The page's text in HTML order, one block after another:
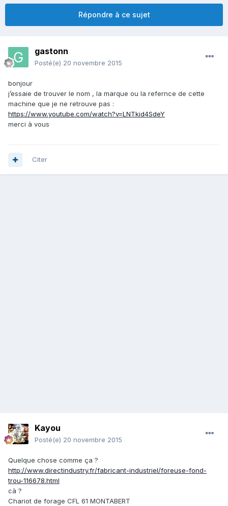
Répondre à ce sujet
gastonn
Posté(e) 20 novembre 2015
bonjour
j’essaie de trouver le nom , la marque ou la refernce de cette
machine que je ne retrouve pas :
https://www.youtube.com/watch?v=LNTkid4SdeY
merci à vous
Citer
Kayou
Posté(e) 20 novembre 2015
Quelque chose comme ça ?
http://www.directindustry.fr/fabricant-industriel/foreuse-fond-
trou-116678.html
cà ?
Chariot de forage CFL 61 MONTABERT